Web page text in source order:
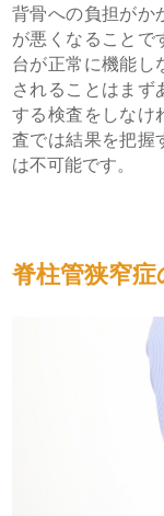
背骨への負担がか
が悪くなることで
台が正常に機能し
されることはまず
する検査をしなけ
査では結果を把握
は不可能です。
脊柱管狭窄